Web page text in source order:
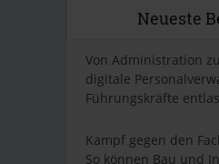
Neueste
Von Administration
digitale
Führungskräfte
Kampf gegen den
So können Bau und